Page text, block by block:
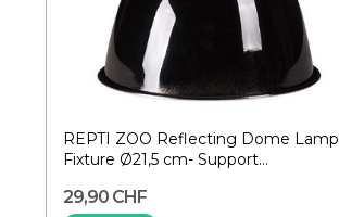
REPTI ZOO Reflecting Dome Lamp
Fixture Ø21,5 cm- Support...
29,90 CHF